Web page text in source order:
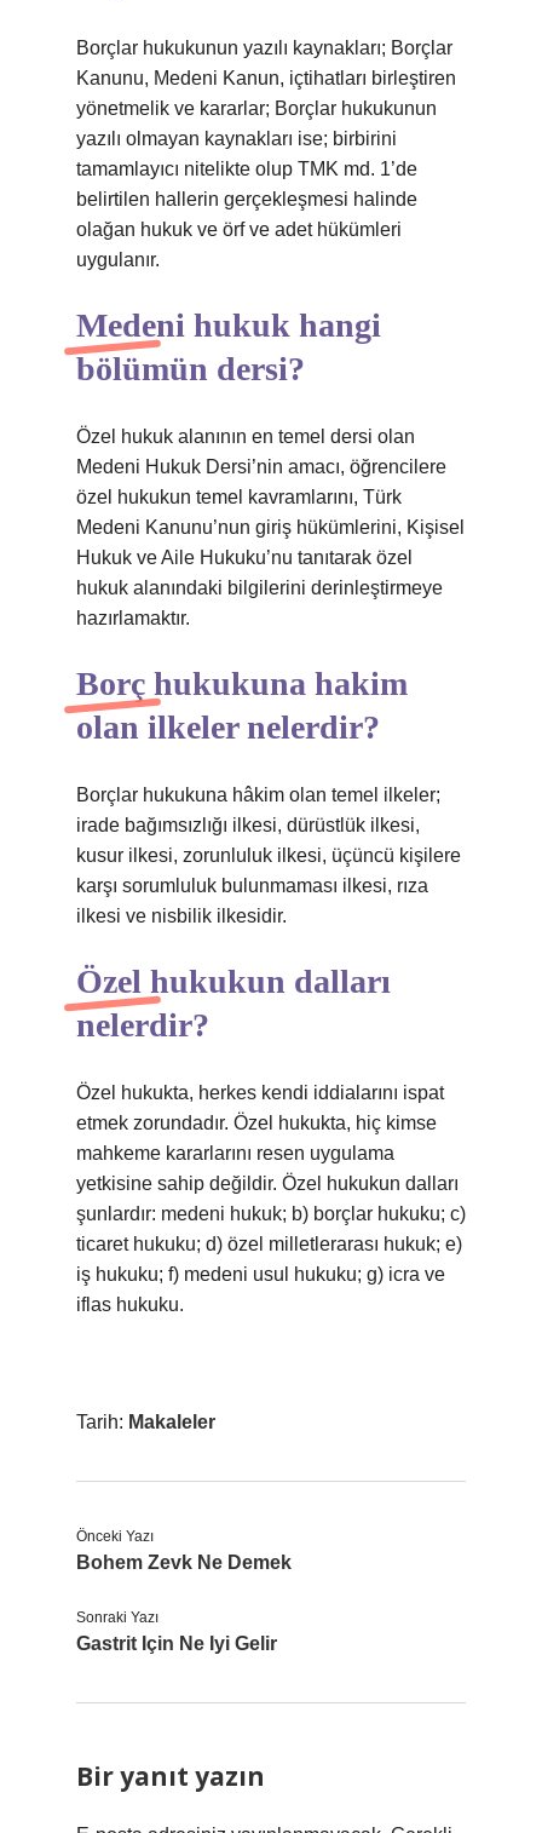
Borçlar hukukunun yazılı kaynakları; Borçlar
Kanunu, Medeni Kanun, içtihatları birleştiren
yönetmelik ve kararlar; Borçlar hukukunun
yazılı olmayan kaynakları ise; birbirini
tamamlayıcı nitelikte olup TMK md. 1’de
belirtilen hallerin gerçekleşmesi halinde
olağan hukuk ve örf ve adet hükümleri
uygulanır.
Medeni hukuk hangi
bölümün dersi?
Özel hukuk alanının en temel dersi olan
Medeni Hukuk Dersi’nin amacı, öğrencilere
özel hukukun temel kavramlarını, Türk
Medeni Kanunu’nun giriş hükümlerini, Kişisel
Hukuk ve Aile Hukuku’nu tanıtarak özel
hukuk alanındaki bilgilerini derinleştirmeye
hazırlamaktır.
Borç hukukuna hakim
olan ilkeler nelerdir?
Borçlar hukukuna hâkim olan temel ilkeler;
irade bağımsızlığı ilkesi, dürüstlük ilkesi,
kusur ilkesi, zorunluluk ilkesi, üçüncü kişilere
karşı sorumluluk bulunmaması ilkesi, rıza
ilkesi ve nisbilik ilkesidir.
Özel hukukun dalları
nelerdir?
Özel hukukta, herkes kendi iddialarını ispat
etmek zorundadır. Özel hukukta, hiç kimse
mahkeme kararlarını resen uygulama
yetkisine sahip değildir. Özel hukukun dalları
şunlardır: medeni hukuk; b) borçlar hukuku; c)
ticaret hukuku; d) özel milletlerarası hukuk; e)
iş hukuku; f) medeni usul hukuku; g) icra ve
iflas hukuku.
Tarih: Makaleler
Önceki Yazı
Bohem Zevk Ne Demek
Sonraki Yazı
Gastrit Için Ne Iyi Gelir
Bir yanıt yazın